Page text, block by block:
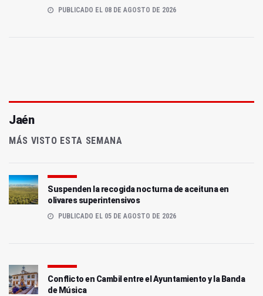
PUBLICADO EL 08 DE AGOSTO DE 2026
Jaén
MÁS VISTO ESTA SEMANA
Suspenden la recogida nocturna de aceituna en
olivares superintensivos
PUBLICADO EL 05 DE AGOSTO DE 2026
Conflicto en Cambil entre el Ayuntamiento y la Banda
de Música